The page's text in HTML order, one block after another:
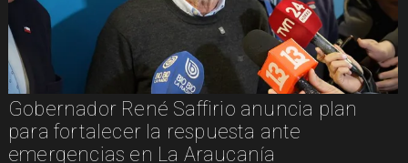
Gobernador René Saffirio anuncia plan
para fortalecer la respuesta ante
emergencias en La Araucanía